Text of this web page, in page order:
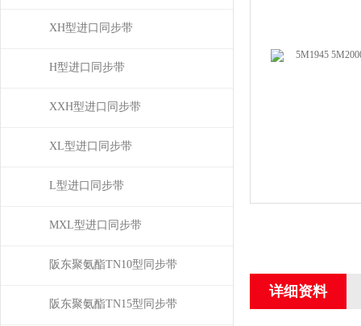
XH型进口同步带
H型进口同步带
XXH型进口同步带
XL型进口同步带
L型进口同步带
MXL型进口同步带
阪东聚氨酯TN10型同步带
阪东聚氨酯TN15型同步带
详细资料